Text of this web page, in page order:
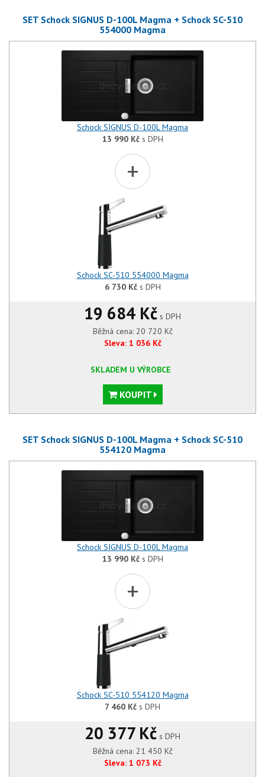
SET Schock SIGNUS D-100L Magma + Schock SC-510
554000 Magma
Schock SIGNUS D-100L Magma
13 990 Kčs DPH
+
Schock SC-510 554000 Magma
6 730 Kčs DPH
19 684 Kč s DPH
Běžná cena: 20 720 Kč
Sleva: 1 036 Kč
SKLADEM U VÝROBCE
KOUPIT
SET Schock SIGNUS D-100L Magma + Schock SC-510
554120 Magma
Schock SIGNUS D-100L Magma
13 990 Kčs DPH
+
Schock SC-510 554120 Magma
7 460 Kč s DPH
20 377 Kč s DPH
Běžná cena: 21 450 Kč
Sleva: 1 073 Kč